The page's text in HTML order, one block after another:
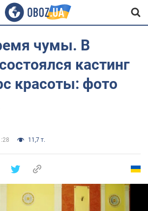
чумы. В
кастинг
красоты: фото
11,7 т.